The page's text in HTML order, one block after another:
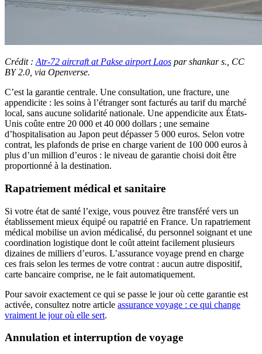
Crédit : Atr-72 aircraft at Pakse airport Laos par shankar s., CC
BY 2.0, via Openverse.
C’est la garantie centrale. Une consultation, une fracture, une
appendicite : les soins à l’étranger sont facturés au tarif du marché
local, sans aucune solidarité nationale. Une appendicite aux États-
Unis coûte entre 20 000 et 40 000 dollars ; une semaine
d’hospitalisation au Japon peut dépasser 5 000 euros. Selon votre
contrat, les plafonds de prise en charge varient de 100 000 euros à
plus d’un million d’euros : le niveau de garantie choisi doit être
proportionné à la destination.
Rapatriement médical et sanitaire
Si votre état de santé l’exige, vous pouvez être transféré vers un
établissement mieux équipé ou rapatrié en France. Un rapatriement
médical mobilise un avion médicalisé, du personnel soignant et une
coordination logistique dont le coût atteint facilement plusieurs
dizaines de milliers d’euros. L’assurance voyage prend en charge
ces frais selon les termes de votre contrat : aucun autre dispositif,
carte bancaire comprise, ne le fait automatiquement.
Pour savoir exactement ce qui se passe le jour où cette garantie est
activée, consultez notre article assurance voyage : ce qui change
vraiment le jour où elle sert.
Annulation et interruption de voyage